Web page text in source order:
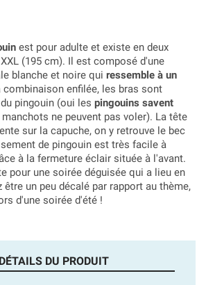
est pour adulte et existe en deux
(195 cm). Il est composé d'une
blanche et noire qui ressemble à un
combinaison enfilée, les bras sont
pingouin (oui les pingouins savent
ne peuvent pas voler). La tête
sur la capuche, on y retrouve le bec
de pingouin est très facile à
à la fermeture éclair située à l'avant.
pour une soirée déguisée qui a lieu en
être un peu décalé par rapport au thème,
d'une soirée d'été !
DÉTAILS DU PRODUIT